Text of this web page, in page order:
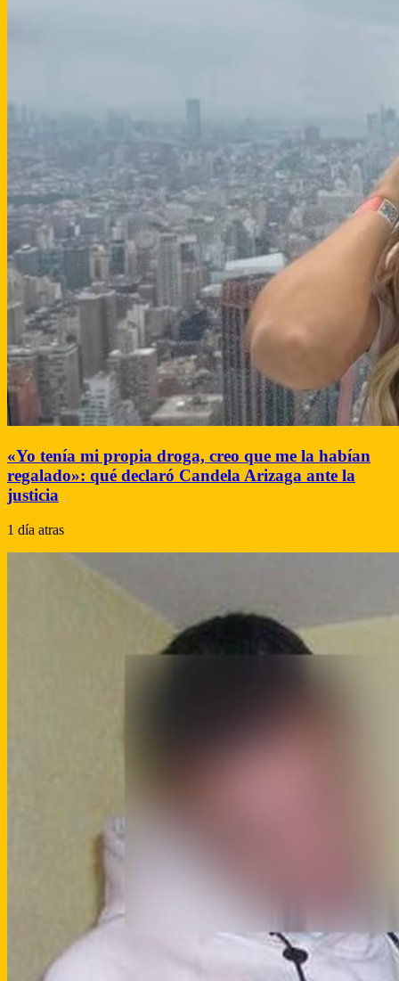
«Yo tenía mi propia droga, creo que me la habían
regalado»: qué declaró Candela Arizaga ante la
justicia
1 día atras